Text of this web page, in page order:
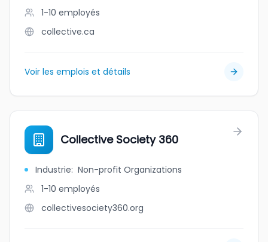
1-10 employés
collective.ca
Voir les emplois et détails
Collective Society 360
Industrie: Non-profit Organizations
1-10 employés
collectivesociety360.org